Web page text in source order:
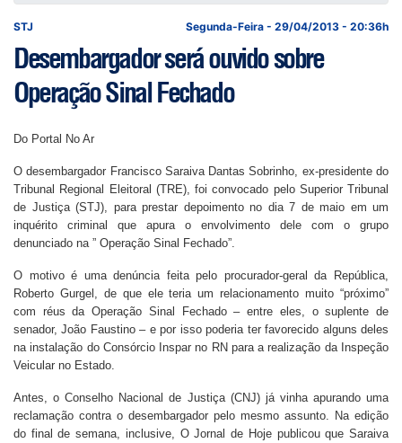
Segunda-Feira - 29/04/2013 - 20:36h
STJ
Desembargador será ouvido sobre
Operação Sinal Fechado
Do Portal No Ar
O desembargador Francisco Saraiva Dantas Sobrinho, ex-presidente do
Tribunal Regional Eleitoral (TRE), foi convocado pelo Superior Tribunal
de Justiça (STJ), para prestar depoimento no dia 7 de maio em um
inquérito criminal que apura o envolvimento dele com o grupo
denunciado na ” Operação Sinal Fechado”.
O motivo é uma denúncia feita pelo procurador-geral da República,
Roberto Gurgel, de que ele teria um relacionamento muito “próximo”
com réus da Operação Sinal Fechado – entre eles, o suplente de
senador, João Faustino – e por isso poderia ter favorecido alguns deles
na instalação do Consórcio Inspar no RN para a realização da Inspeção
Veicular no Estado.
Antes, o Conselho Nacional de Justiça (CNJ) já vinha apurando uma
reclamação contra o desembargador pelo mesmo assunto. Na edição
do final de semana, inclusive, O Jornal de Hoje publicou que Saraiva